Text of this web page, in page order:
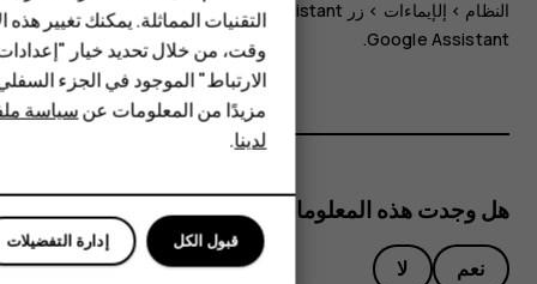
HMD Terra M
HMD Watch
للأعمال
النظام > إلإيماءات‏‎‏‎ > زر Google Assistant ، وأوقف تشغيل
Google Assistant
.
هل وجدت هذه المعلومات مفيدة؟
نعم لا
التقنيات المماثلة. يمكنك تغيير
وقت، من خلال تحديد خيار
الارتباط" الموجود في الجزء
مزيدًا من المعلومات عنسياسة
لدينا.
إدارة التفضيلات قبول الكل